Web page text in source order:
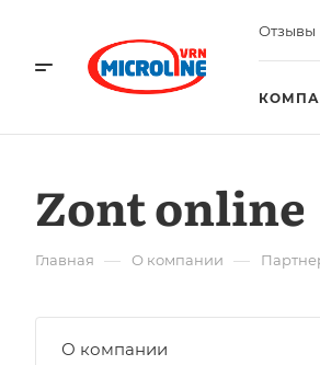
Отзывы
Zont online
Главная — О компании —
О компании